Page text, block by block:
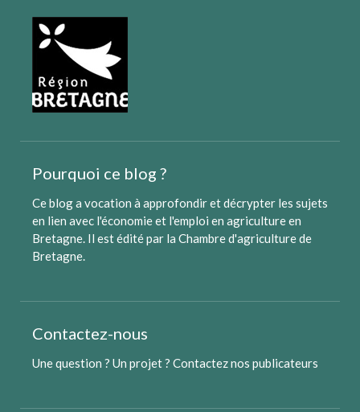
Pourquoi ce blog ?
Ce blog a vocation à approfondir et décrypter les sujets
en lien avec l'économie et l'emploi en agriculture en
Bretagne. Il est édité par la Chambre d'agriculture de
Bretagne.
Contactez-nous
Une question ? Un projet ? Contactez nos publicateurs